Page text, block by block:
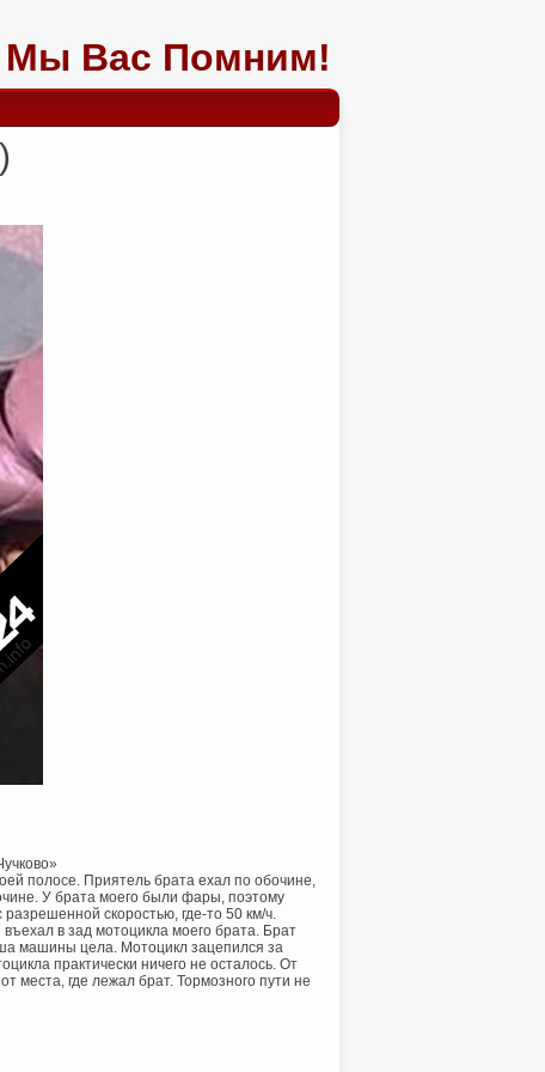
Мы Вас Помним!
полосе. Приятель брата ехал по обочине,
У брата моего были фары, поэтому
скоростью, где-то 50 км/ч.
в зад мотоцикла моего брата. Брат
машины цела. Мотоцикл зацепился за
практически ничего не осталось. От
места, где лежал брат. Тормозного пути не